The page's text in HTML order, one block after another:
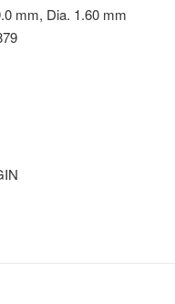
mm, Dia. 1.60 mm